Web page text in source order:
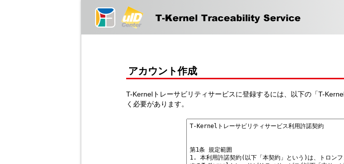
アカウント作成
T-Kernelトレーサビリティサービスに登録するには、以下の「T-
く必要があります。